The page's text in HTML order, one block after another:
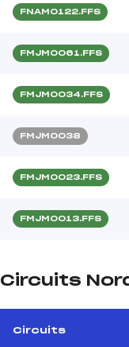
FNAM0122.FFS
FMJM0061.FFS
FMJM0034.FFS
FMJM0038
FMJM0023.FFS
FMJM0013.FFS
Circuits
Circuits